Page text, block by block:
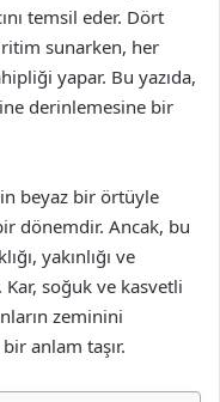
temsil eder. Dört
sunarken, her
yapar. Bu yazıda,
derinlemesine bir
beyaz bir örtüyle
dönemdir. Ancak, bu
yakınlığı ve
soğuk ve kasvetli
zeminini
anlam taşır.